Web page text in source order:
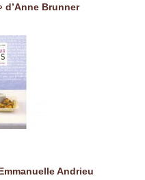
d’Anne Brunner
Andrieu